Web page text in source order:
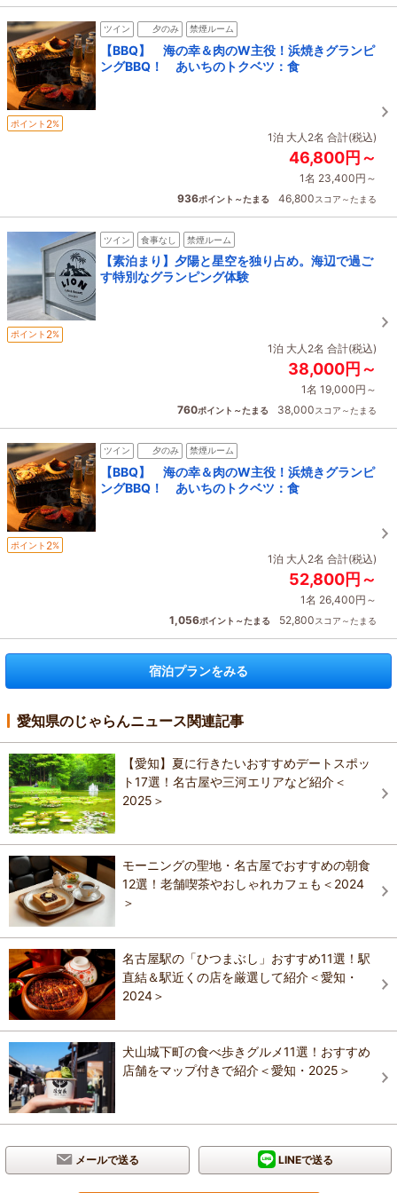
ツイン 夕のみ 禁煙ルーム
【BBQ】 海の幸＆肉のW主役！浜焼きグランピ
ングBBQ！ あいちのトクベツ：食
ポイント 2%
1泊 大人2名 合計(税込)
46,800円～
1名 23,400円～
936ポイント～たまる 46,800スコア～たまる
ツイン 食事なし 禁煙ルーム
【素泊まり】夕陽と星空を独り占め。海辺で過ご
す特別なグランピング体験
ポイント 2%
1泊 大人2名 合計(税込)
38,000円～
1名 19,000円～
760ポイント～たまる 38,000スコア～たまる
ツイン 夕のみ 禁煙ルーム
【BBQ】 海の幸＆肉のW主役！浜焼きグランピ
ングBBQ！ あいちのトクベツ：食
ポイント 2%
1泊 大人2名 合計(税込)
52,800円～
1名 26,400円～
1,056ポイント～たまる 52,800スコア～たまる
宿泊プランをみる
愛知県のじゃらんニュース関連記事
【愛知】夏に行きたいおすすめデートスポッ
ト17選！名古屋や三河エリアなど紹介＜
2025＞
モーニングの聖地・名古屋でおすすめの朝食
12選！老舗喫茶やおしゃれカフェも＜2024
＞
名古屋駅の「ひつまぶし」おすすめ11選！駅
直結＆駅近くの店を厳選して紹介＜愛知・
2024＞
犬山城下町の食べ歩きグルメ11選！おすすめ
店舗をマップ付きで紹介＜愛知・2025＞
メールで送る LINEで送る